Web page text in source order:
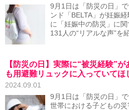
9月1日は「防災の日」
ンド「BELTA」が妊娠
に「妊娠中の防災」に
131人の“リアルな声”を
【防災の日】実際に“被災経験”
も用避難リュックに入っていて
2024.09.01
9月1日は「防災の日」
世帯における子どもの